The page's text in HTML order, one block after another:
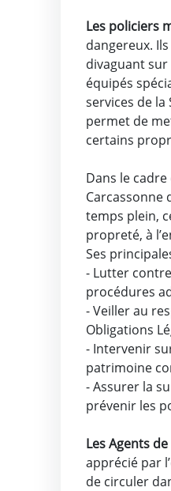
Les policiers
dangereux.
divaguant
équipés
services de
permet de
certains
Dans le
Carcassonne
temps plein,
propreté, à
Ses
- Lutter
procédures
- Veiller au
Obligations
- Intervenir
patrimoine
- Assurer la
prévenir les
Les Agents
apprécié par
de circuler